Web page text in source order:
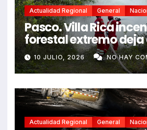
Actualidad Regional General
Pasco. Villa Rica
forestal extremo deja
fallecidos y heridos
10 JULIO, 2026 NO HAY
Actualidad Regional General